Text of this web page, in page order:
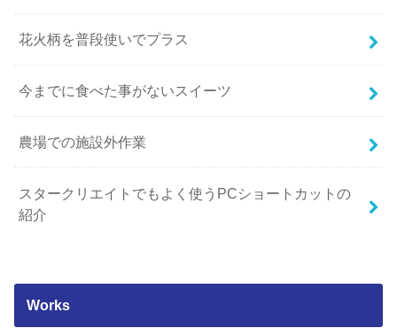
花火柄を普段使いでプラス
今までに食べた事がないスイーツ
農場での施設外作業
スタークリエイトでもよく使うPCショートカットの
紹介
Works